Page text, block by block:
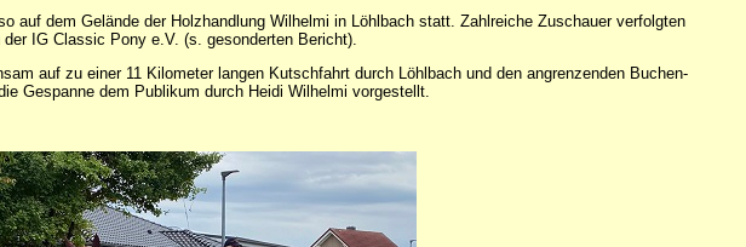
auf dem Gelände der Holzhandlung Wilhelmi in Löhlbach statt. Zahlreiche Zuschauer verfolgten
IG Classic Pony e.V. (s. gesonderten Bericht).
auf zu einer 11 Kilometer langen Kutschfahrt durch Löhlbach und den angrenzenden Buchen-
Gespanne dem Publikum durch Heidi Wilhelmi vorgestellt.